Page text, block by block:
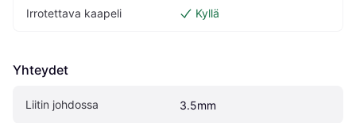
Irrotettava kaapeli Kyllä
Yhteydet
Liitin johdossa 3.5mm